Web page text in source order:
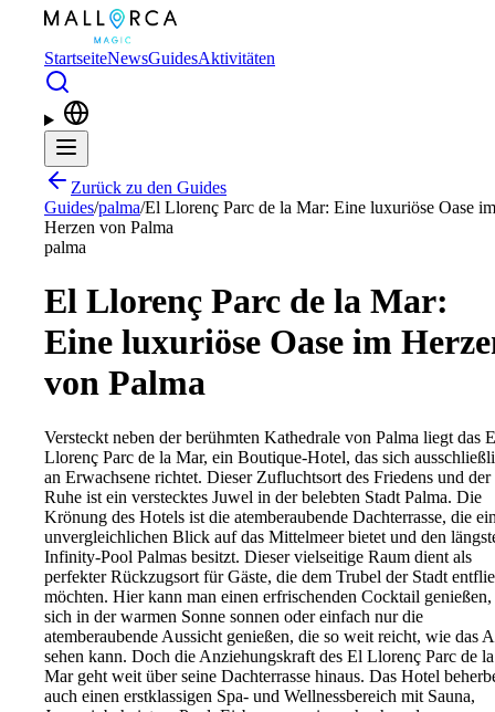
Zum Hauptinhalt springen
StartseiteNewsGuidesAktivitäten
Zurück zu den Guides
Guides/palma/El Llorenç Parc de la Mar: Eine luxuriöse Oase im
Herzen von Palma
palma
El Llorenç Parc de la Mar:
Eine luxuriöse Oase im
von Palma
Versteckt neben der berühmten Kathedrale von Palma liegt das
Llorenç Parc de la Mar, ein Boutique-Hotel, das sich
an Erwachsene richtet. Dieser Zufluchtsort des Friedens und der
Ruhe ist ein verstecktes Juwel in der belebten Stadt Palma. Die
Krönung des Hotels ist die atemberaubende Dachterrasse, die
unvergleichlichen Blick auf das Mittelmeer bietet und den
Infinity-Pool Palmas besitzt. Dieser vielseitige Raum dient als
perfekter Rückzugsort für Gäste, die dem Trubel der Stadt
möchten. Hier kann man einen erfrischenden Cocktail genießen,
sich in der warmen Sonne sonnen oder einfach nur die
atemberaubende Aussicht genießen, die so weit reicht, wie das
sehen kann. Doch die Anziehungskraft des El Llorenç Parc de la
Mar geht weit über seine Dachterrasse hinaus. Das Hotel
auch einen erstklassigen Spa- und Wellnessbereich mit Sauna,